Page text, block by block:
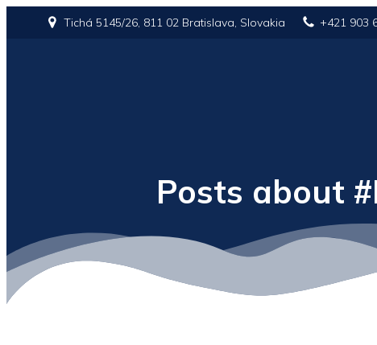
Tichá 5145/26, 811 02 Bratislava, Slovakia +421 903
Posts about